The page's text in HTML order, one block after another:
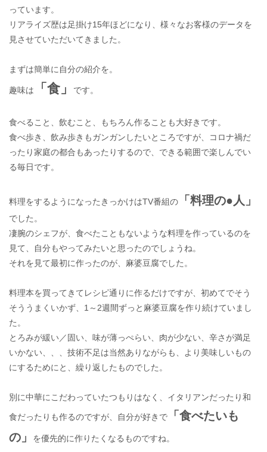
っています。
リアライズ歴は足掛け15年ほどになり、様々なお客様のデータを
見させていただいてきました。
まずは簡単に自分の紹介を。
趣味は 「食」 です。
食べること、飲むこと、もちろん作ることも大好きです。
食べ歩き、飲み歩きもガンガンしたいところですが、コロナ禍だ
ったり家庭の都合もあったりするので、できる範囲で楽しんでい
る毎日です。
料理をするようになったきっかけはTV番組の 「料理の●人」
でした。
凄腕のシェフが、食べたこともないような料理を作っているのを
見て、自分もやってみたいと思ったのでしょうね。
それを見て最初に作ったのが、麻婆豆腐でした。
料理本を買ってきてレシピ通りに作るだけですが、初めてでそう
そううまくいかず、1～2週間ずっと麻婆豆腐を作り続けていまし
た。
とろみが緩い／固い、味が薄っぺらい、肉が少ない、辛さが満足
いかない、、、技術不足は当然ありながらも、より美味しいもの
にするためにと、繰り返したものでした。
別に中華にこだわっていたつもりはなく、イタリアンだったり和
食だったりも作るのですが、自分が好きで
「食べたいも
の」
を優先的に作りたくなるものですね。